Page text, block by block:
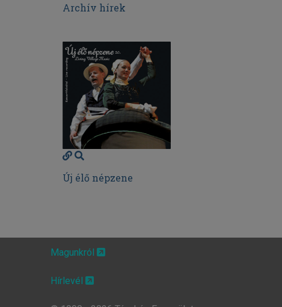
Archív hírek
Új élő népzene
Magunkról
Hírlevél